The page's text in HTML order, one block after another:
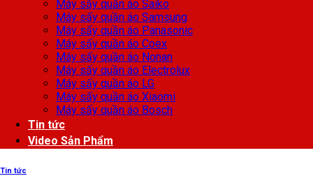
Máy sấy quần áo Saiko
Máy sấy quần áo Samsung
Máy sấy quần áo Panasonic
Máy sấy quần áo Coex
Máy sấy quần áo Nonan
Máy sấy quần áo Electrolux
Máy sấy quần áo LG
Máy sấy quần áo Xiaomi
Máy sấy quần áo Bosch
Tin tức
Video Sản Phẩm
Tin tức